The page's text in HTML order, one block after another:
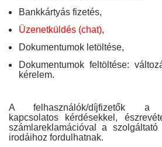
Bankkártyás fizetés,
Üzenetküldés (chat),
Dokumentumok letöltése,
Dokumentumok feltöltése:
kérelem.
A felhasználók/díjfizetők a
kapcsolatos kérdésekkel,
számlareklamációval a
irodáihoz fordulhatnak.